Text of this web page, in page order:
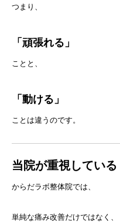
つまり、
「頑張れる」
ことと、
「動ける」
ことは違うのです。
当院が重視している
からだラボ整体院では、
単純な痛み改善だけではなく、